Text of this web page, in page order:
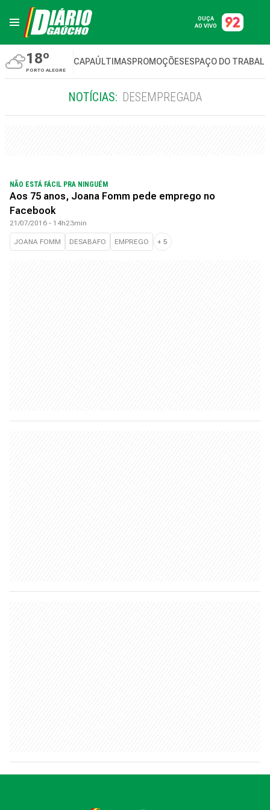
OUÇA
AO VIVO
18º
PORTO ALEGRE
CAPAÚLTIMASPROMOÇÕESESPAÇO DO
NOTÍCIAS: DESEMPREGADA
NÃO ESTÁ FÁCIL PRA NINGUÉM
Aos 75 anos, Joana Fomm pede emprego no
Facebook
21/07/2016 - 14h23min
JOANA FOMM DESABAFO EMPREGO + 5